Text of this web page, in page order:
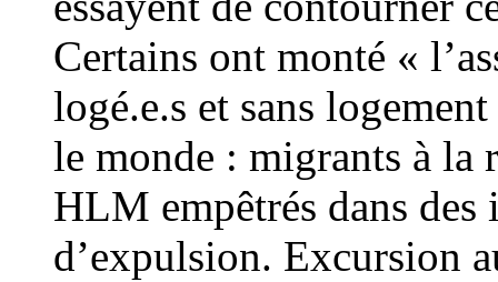
Certains ont monté «
logé.e.s et sans
le monde : migrants à la
HLM empêtrés dans des
d’expulsion. Excursion